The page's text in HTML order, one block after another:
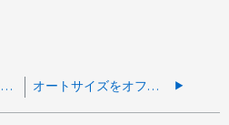
SnapMirrorのソースとデスティネーションの両方を同じSVMまたはクラスタ内で設定することはサポートされていますか。 オートサイズをオフにした場合、SnapMirrorボリュームのサイズを拡張する必要はありますか。